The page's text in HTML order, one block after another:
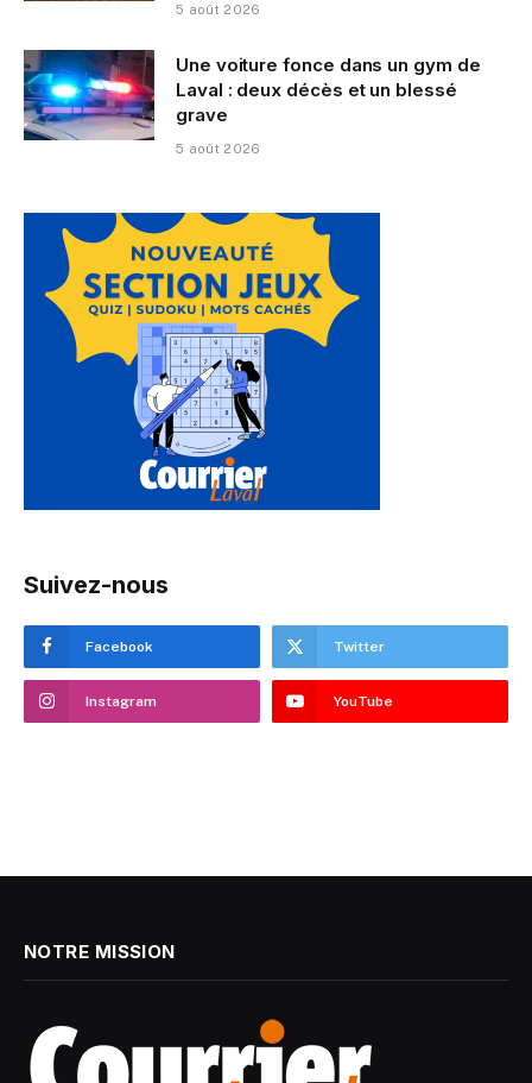
5 août 2026
Une voiture fonce dans un gym de
Laval : deux décès et un blessé
grave
5 août 2026
Suivez-nous
Facebook Twitter
Instagram YouTube
NOTRE MISSION